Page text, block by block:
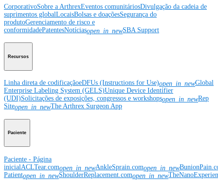
CorporativoSobre a ArthrexEventos comunitáriosDivulgação da cadeia de
suprimentos globalLocaisBolsas e doaçõesSegurança do
produtoGerenciamento de risco e
conformidadePatentesNotíciasopen_in_newSBA Support
Recursos
Linha direta de codificaçãoeDFUs (Instructions for Use)open_in_newGlobal
Enterprise Labeling System (GELS)Unique Device Identifier
(UDI)Solicitações de exposições, congressos e workshopsopen_in_newRep
Siteopen_in_newThe Arthrex Surgeon App
Paciente
Paciente - Página
inicialACLTear.comopen_in_newAnkleSprain.comopen_in_new
Patientopen_in_newShoulderReplacement.comopen_in_new